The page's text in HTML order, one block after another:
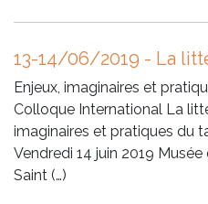
13-14/06/2019 - La
Enjeux, imaginaires et
Colloque International La
imaginaires et pratiques du
Vendredi 14 juin 2019 Musée
Saint (…)